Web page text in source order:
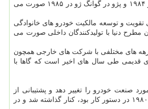
خارجی انتقال تكنولوژی پیشرفته، تولید برپایه استانداردهای روز دنیا و صادرات است. نخستین قراردادها با شركت موتور آمریكایی در بیجینگ در ۱۹۸۳، فولكس واگن در شانگهای در ۱۹۸۴ و پژو در گوانگ ژو در ۱۹۸۵ صورت می
تقویت و توسعه مالكیت خودرو های خانوادگی
دنیا با تولیدكنندگان داخلی صورت می
برهه های مختلفی با شركت های خارجی همچون
قدیمی طی سال های اخیر است كه گاها با
صنعت خودرو را تغییر دهد و پشتیبانی از
تولیدكنندگان بومی را اولویت اول خود قرار دهد. در نتیجه سیاست"تكنولوژی برای بازار" كه در چارچوب سرمایه گذاری های مشترك با شركت های خودروسازی برتر دنیا در دهه ۱۹۸۰ در دستور كار بود، كنار گذاشته شد و در